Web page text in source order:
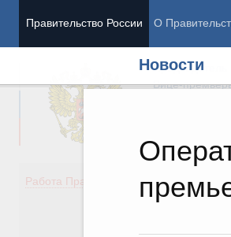
Правительство России О
Новости
Председатель
Вице-
Работа Правительства